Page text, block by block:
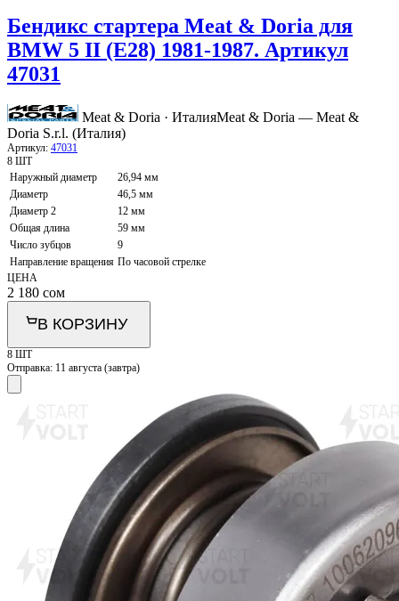
Бендикс стартера Meat & Doria для
BMW 5 II (E28) 1981-1987. Артикул
47031
Meat & Doria · ИталияMeat & Doria — Meat &
Doria S.r.l. (Италия)
Артикул: 47031
8 ШТ
Наружный диаметр
26,94 мм
Диаметр
46,5 мм
Диаметр 2
12 мм
Общая длина
59 мм
Число зубцов
9
Направление вращения По часовой стрелке
ЦЕНА
2 180 сом
В КОРЗИНУ
8 ШТ
Отправка: 11 августа (завтра)